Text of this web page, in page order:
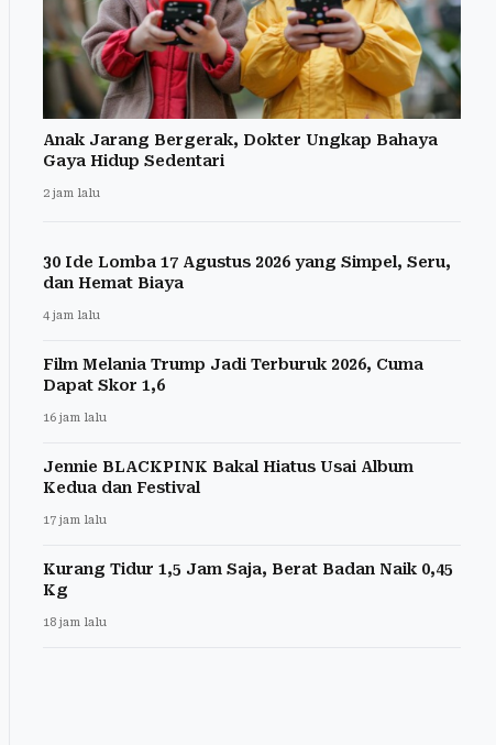
Anak Jarang Bergerak, Dokter Ungkap Bahaya
Gaya Hidup Sedentari
2 jam lalu
30 Ide Lomba 17 Agustus 2026 yang Simpel, Seru,
dan Hemat Biaya
4 jam lalu
Film Melania Trump Jadi Terburuk 2026, Cuma
Dapat Skor 1,6
16 jam lalu
Jennie BLACKPINK Bakal Hiatus Usai Album
Kedua dan Festival
17 jam lalu
Kurang Tidur 1,5 Jam Saja, Berat Badan Naik 0,45
Kg
18 jam lalu